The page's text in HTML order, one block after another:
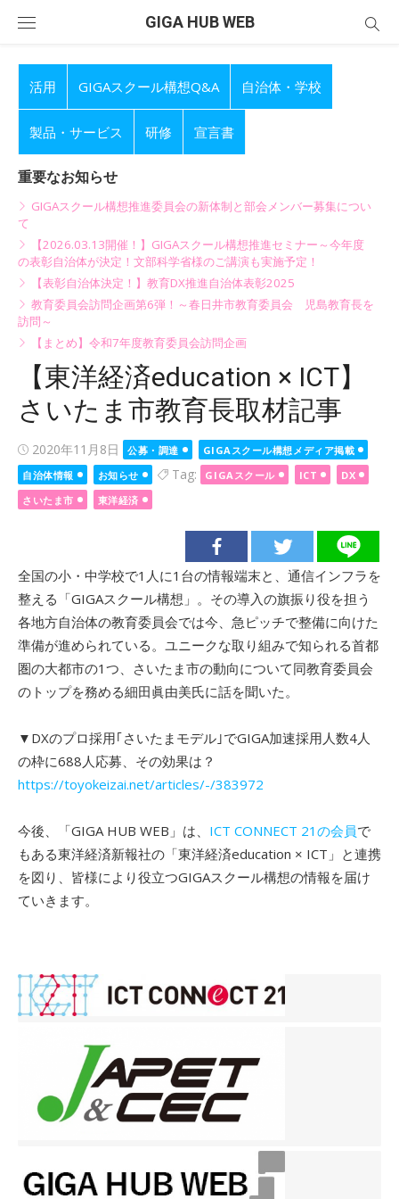
GIGA HUB WEB
活用 GIGAスクール構想Q&A 自治体・学校
製品・サービス 研修 宣言書
重要なお知らせ
GIGAスクール構想推進委員会の新体制と部会メンバー募集につい
て
【2026.03.13開催！】GIGAスクール構想推進セミナー～今年度
の表彰自治体が決定！文部科学省様のご講演も実施予定！
【表彰自治体決定！】教育DX推進自治体表彰2025
教育委員会訪問企画第6弾！～春日井市教育委員会 児島教育長を
訪問～
【まとめ】令和7年度教育委員会訪問企画
【東洋経済education × ICT】
さいたま市教育長取材記事
Posted
on
2020年11月8日 公募・調達
GIGAスクール構想メディア掲載
自治体情報
お知らせ Tag: GIGAスクール ICT
DX
さいたま市
東洋経済
全国の小・中学校で1人に1台の情報端末と、通信インフラを
整える「GIGAスクール構想」。その導入の旗振り役を担う
各地方自治体の教育委員会では今、急ピッチで整備に向けた
準備が進められている。ユニークな取り組みで知られる首都
圏の大都市の1つ、さいたま市の動向について同教育委員会
のトップを務める細田眞由美氏に話を聞いた。
▼DXのプロ採用｢さいたまモデル｣でGIGA加速採用人数4人
の枠に688人応募、その効果は？
https://toyokeizai.net/articles/-/383972
今後、「GIGA HUB WEB」は、 ICT CONNECT 21の会員で
もある東洋経済新報社の「東洋経済education × ICT」と連携
を図り、皆様により役立つGIGAスクール構想の情報を届け
ていきます。